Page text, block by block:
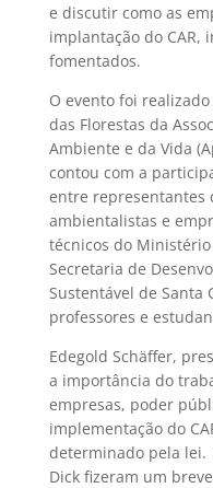
e discutir como as
implantação do CAR,
fomentados.
O evento foi
das Florestas da
Ambiente e da Vida
contou com a
entre representantes
ambientalistas e
técnicos do
Secretaria de
Sustentável de Santa
professores e
Edegold Schäffer,
a importância do
empresas, poder
implementação do
determinado pela lei.
Dick fizeram um